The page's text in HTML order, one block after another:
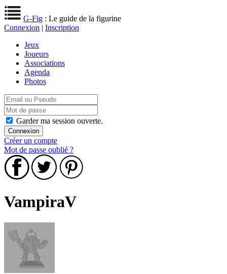
G-Fig : Le guide de la figurine
Connexion | Inscription
Jeux
Joueurs
Associations
Agenda
Photos
Garder ma session ouverte.
Créer un compte
Mot de passe oublié ?
VampiraV